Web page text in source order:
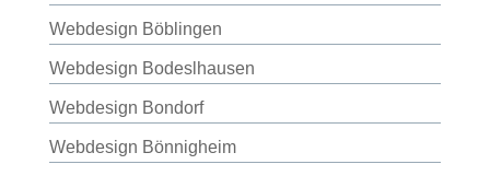
Webdesign Böblingen
Webdesign Bodeslhausen
Webdesign Bondorf
Webdesign Bönnigheim